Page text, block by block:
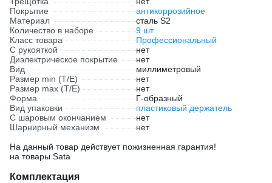
Покрытие
антикоррозийное
Материал
сталь S2
Количество в наборе
9 шт
Класс товара
Профессиональный
С рукояткой
нет
Диэлектрическое покрытие
нет
Вид
миллиметровый
Размер min (Т/E)
нет
Размер max (T/E)
нет
Форма
Г-образный
Вид упаковки
пластиковый держатель
С шаровым окончанием
нет
Шарнирный механизм
нет
На данный товар действует пожизненная гарантия!
на товары Sata
Комплектация